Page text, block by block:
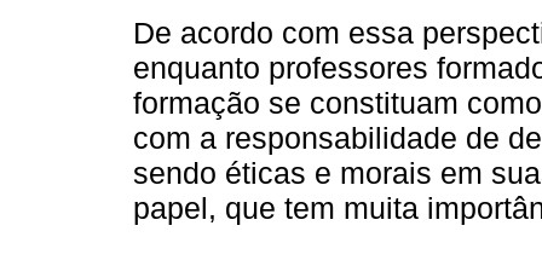
De acordo com essa
enquanto professores
formação se constituam
com a responsabilidade de
sendo éticas e morais em
papel, que tem muita